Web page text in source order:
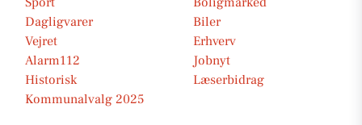
Dagligvarer
Biler
Vejret
Erhverv
Alarm112
Jobnyt
Historisk
Læserbidrag
Kommunalvalg 2025